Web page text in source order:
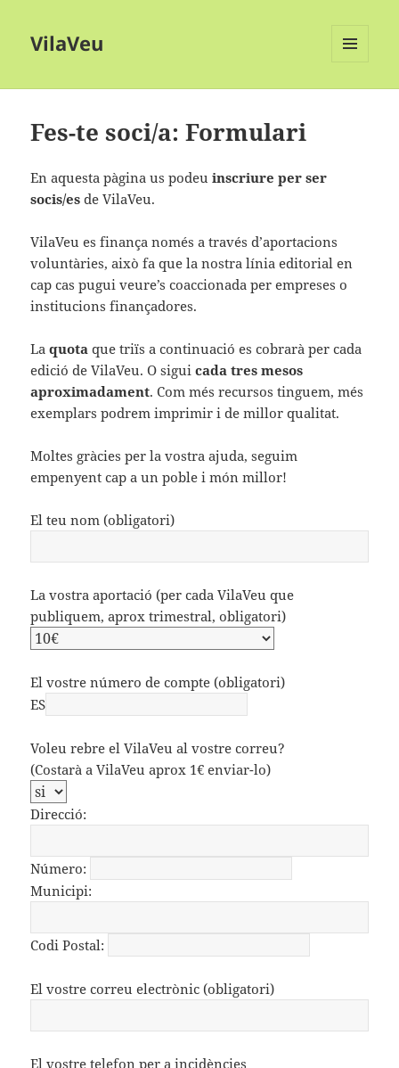
VilaVeu
Fes-te soci/a: Formulari
En aquesta pàgina us podeuinscriure per ser
socis/es de VilaVeu.
VilaVeu es finança només a través d’aportacions
voluntàries, això fa que la nostra línia editorial en
cap cas pugui veure’s coaccionada per empreses o
institucions finançadores.
Laquota que triïs a continuació es cobrarà per cada
edició de VilaVeu. O siguicada tres mesos
aproximadament. Com més recursos tinguem, més
exemplars podrem imprimir i de millor qualitat.
Moltes gràcies per la vostra ajuda, seguim
empenyent cap a un poble i món millor!
El teu nom (obligatori)
La vostra aportació (per cada VilaVeu que
publiquem, aprox trimestral, obligatori)
El vostre número de compte (obligatori)
ES
Voleu rebre el VilaVeu al vostre correu?
(Costarà a VilaVeu aprox 1€ enviar-lo)
Direcció:
Número:
Municipi:
Codi Postal:
El vostre correu electrònic (obligatori)
El vostre telefon per a incidències